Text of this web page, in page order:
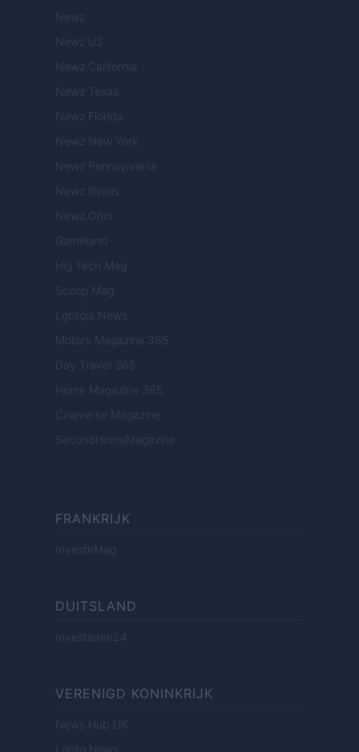
Newz
Newz US
Newz California
Newz Texas
Newz Florida
Newz New York
Newz Pennsylvania
Newz Illinois
Newz Ohio
Gameland
Hig Tech Mag
Scoop Mag
Lgbtqia News
Motors Magazine 365
Day Travel 365
Home Magazine 365
Cineverse Magazine
SecondHomeMagazine
FRANKRIJK
InvestirMag
DUITSLAND
Investieren24
VERENIGD KONINKRIJK
News Hub UK